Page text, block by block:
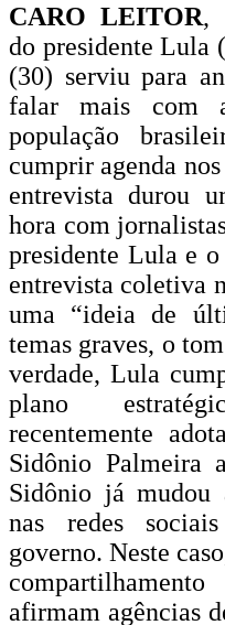
CARO LEITOR,
do presidente Lula
(30) serviu para
falar mais com
população
cumprir agenda
entrevista durou
hora com
presidente Lula e
entrevista coletiva
uma “ideia de
temas graves, o
verdade, Lula
plano
recentemente
Sidônio Palmeira
Sidônio já mudou
nas redes
governo. Neste
afirmam agências